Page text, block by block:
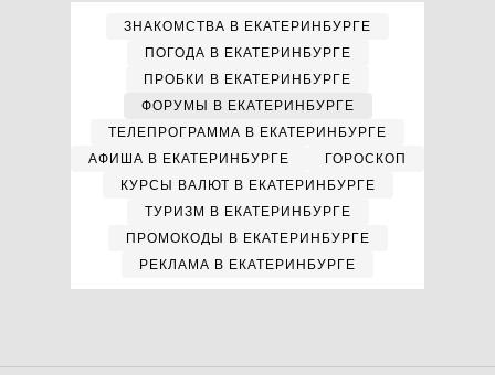
ЗНАКОМСТВА В ЕКАТЕРИНБУРГЕ
ПОГОДА В ЕКАТЕРИНБУРГЕ
ПРОБКИ В ЕКАТЕРИНБУРГЕ
ФОРУМЫ В ЕКАТЕРИНБУРГЕ
ТЕЛЕПРОГРАММА В ЕКАТЕРИНБУРГЕ
АФИША В ЕКАТЕРИНБУРГЕ
ГОРОСКОП
КУРСЫ ВАЛЮТ В ЕКАТЕРИНБУРГЕ
ТУРИЗМ В ЕКАТЕРИНБУРГЕ
ПРОМОКОДЫ В ЕКАТЕРИНБУРГЕ
РЕКЛАМА В ЕКАТЕРИНБУРГЕ